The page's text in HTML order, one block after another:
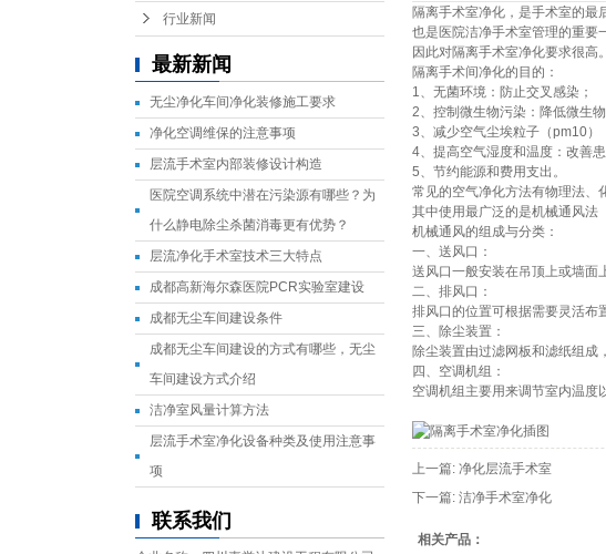
隔离手术室净化，是手术室的最
也是医院洁净手术室管理的重要
因此对隔离手术室净化要求很高。
隔离手术间净化的目的：
1、无菌环境：防止交叉感染；
2、控制微生物污染：降低微生物
3、减少空气尘埃粒子（pm10）
4、提高空气湿度和温度：改善患
5、节约能源和费用支出。
常见的空气净化方法有物理法、
其中使用最广泛的是机械通风法
机械通风的组成与分类：
一、送风口：
送风口一般安装在吊顶上或墙面
二、排风口：
排风口的位置可根据需要灵活布
三、除尘装置：
除尘装置由过滤网板和滤纸组成
四、空调机组：
空调机组主要用来调节室内温度
上一篇: 净化层流手术室
下一篇: 洁净手术室净化
相关产品：
行业新闻
最新新闻
无尘净化车间净化装修施工要求
净化空调维保的注意事项
层流手术室内部装修设计构造
医院空调系统中潜在污染源有哪些？为
什么静电除尘杀菌消毒更有优势？
层流净化手术室技术三大特点
成都高新海尔森医院PCR实验室建设
成都无尘车间建设条件
成都无尘车间建设的方式有哪些，无尘
车间建设方式介绍
洁净室风量计算方法
层流手术室净化设备种类及使用注意事
项
联系我们